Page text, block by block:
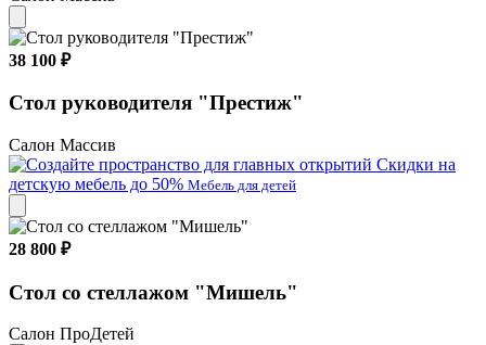
38 100 ₽
Стол руководителя "Престиж"
Салон Массив
Скидки на
детскую мебель до 50% Мебель для детей
28 800 ₽
Стол со стеллажом "Мишель"
Салон ПроДетей